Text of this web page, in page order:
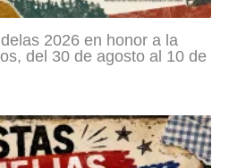
2026 en honor a la
del 30 de agosto al 10 de